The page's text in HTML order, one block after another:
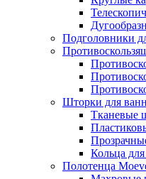
Подголовники
Шторки для
Тканевые
Кольца
Полотенца